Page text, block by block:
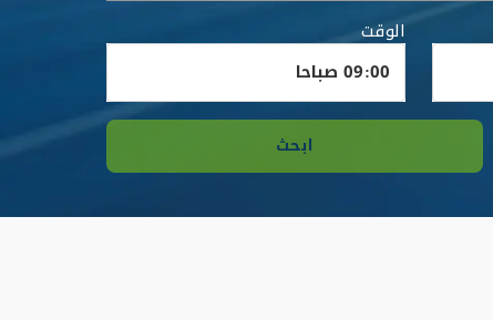
الوقت
ابحث